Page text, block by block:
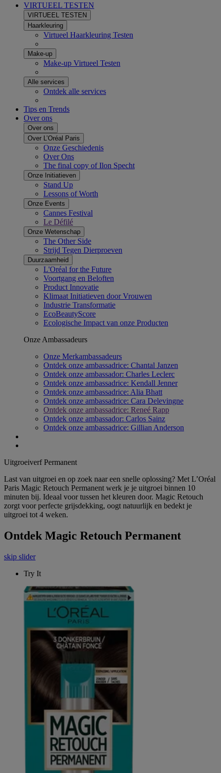
VIRTUEEL TESTEN
VIRTUEEL TESTEN
Haarkleuring
Virtueel Haarkleuring Testen
Make-up
Make-up Virtueel Testen
Alle services
Ontdek alle services
Tips en Trends
Over ons
Over ons
Over L’Oréal Paris
Onze Geschiedenis
Over Ons
The final copy of Ilon Specht
Onze Initiatieven
Stand Up
Lessons of Worth
Onze Events
Cannes Festival
Le Défilé
Onze Wetenschap​
The Other Side
Strijd Tegen Dierproeven
Duurzaamheid
L'Oréal for the Future
Voortgang en Beloften
Product Innovatie
Klimaat Initiatieven door Vrouwen
Industrie Transformatie
EcoBeautyScore
Ecologische Impact van onze Producten
Onze Ambassadeurs
Onze Merkambassadeurs
Ontdek onze ambassadrice: Chantal Janzen
Ontdek onze ambassador: Charles Leclerc
Ontdek onze ambassadrice: Kendall Jenner
Ontdek onze ambassadrice: Alia Bhatt
Ontdek onze ambassadrice: Cara Delevingne
Ontdek onze ambassadrice: Reneé Rapp
Ontdek onze ambassador: Carlos Sainz
Ontdek onze ambassadrice: Gillian Anderson
Uitgroeiverf Permanent​
Last van uitgroei en op zoek naar een snelle oplossing? Met L’Oréal
Paris Magic Retouch Permanent werk je je uitgroei binnen 10
minuten bij. Ideaal voor tussen het kleuren door. Magic Retouch
zorgt voor perfecte grijsdekking, oogt natuurlijk en bedekt je
uitgroei tot 4 weken.
Ontdek Magic Retouch Permanent
skip slider
Try It